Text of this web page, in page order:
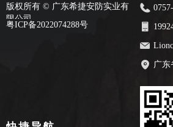
版权所有 © 广东希捷安防实业有
限公司
粤ICP备2022074288号
广东